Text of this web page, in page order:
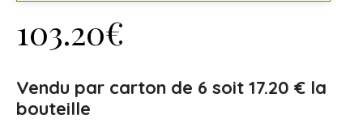
103.20€
Vendu par carton de 6 soit 17.20 € la
bouteille